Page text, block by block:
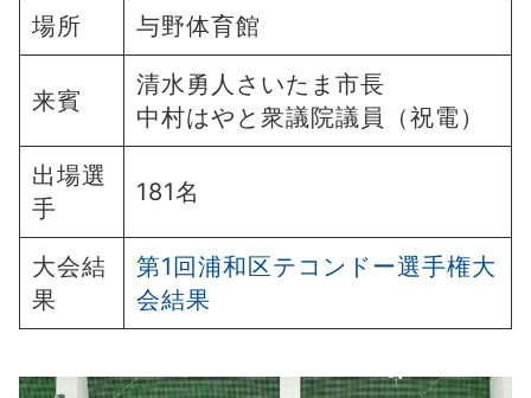
場所 与野体育館
来賓
清水勇人さいたま市長
中村はやと衆議院議員（祝電）
出場選
手
181名
大会結
果
第1回浦和区テコンドー選手権大
会結果